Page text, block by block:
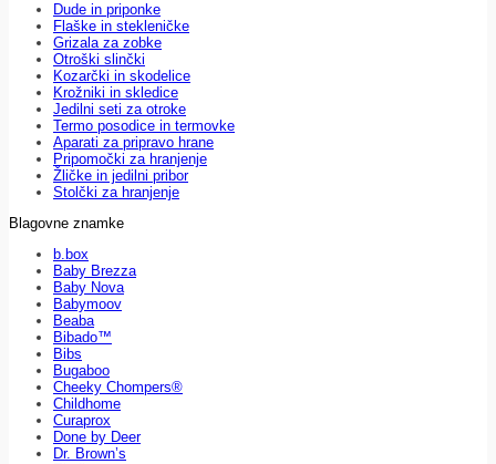
Dude in priponke
Flaške in stekleničke
Grizala za zobke
Otroški slinčki
Kozarčki in skodelice
Krožniki in skledice
Jedilni seti za otroke
Termo posodice in termovke
Aparati za pripravo hrane
Pripomočki za hranjenje
Žličke in jedilni pribor
Stolčki za hranjenje
Blagovne znamke
b.box
Baby Brezza
Baby Nova
Babymoov
Beaba
Bibado™
Bibs
Bugaboo
Cheeky Chompers®
Childhome
Curaprox
Done by Deer
Dr. Brown’s